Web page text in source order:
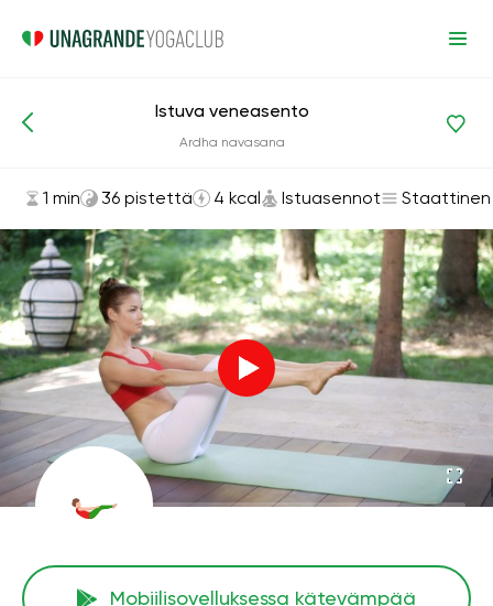
Asanat ja harjoitukset
Istuva veneasento
Ardha navasana
1 min 36 pistettä 4 kcal Istuasennot Staattinen
Mobiilisovelluksessa kätevämpää